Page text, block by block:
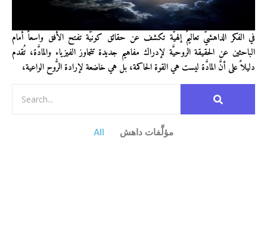
في الفكر الداهشيّ تعاليمٌ إلهيَّة تكشف عن حقائق كونيَّة تفتح الأفق واسعاً أمام
الباحثين عن الحقيقة الروحيَّة لإدراك مفاهيم جديدة تتجاوز الفيزياء والمادَّة، تُقدم
دليلاً على أنَّ المادَّة ليست هي القوة الحاكمة، بل هي خاضعة لإرادة الرُّوح الواعية،
All مؤلَّفات داهش